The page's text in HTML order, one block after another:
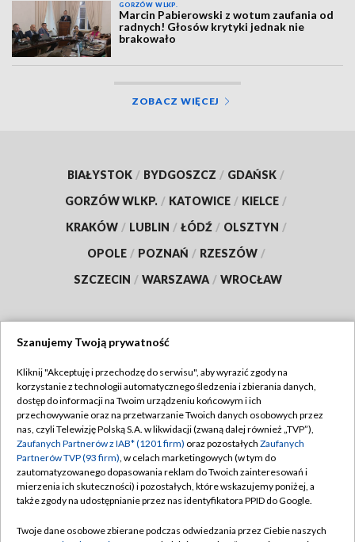
GORZÓW WLKP.
Marcin Pabierowski z wotum zaufania od
radnych! Głosów krytyki jednak nie
brakowało
ZOBACZ WIĘCEJ
BIAŁYSTOK / BYDGOSZCZ / GDAŃSK /
GORZÓW WLKP. / KATOWICE / KIELCE /
KRAKÓW / LUBLIN / ŁÓDŹ / OLSZTYN /
OPOLE / POZNAŃ / RZESZÓW /
SZCZECIN / WARSZAWA / WROCŁAW
TVP
Abonament TVP
Emisja w TVP
Centrum informacji TVP
Naziemna Telewizja Cyfrowa
Regulamin TVP
Polityka prywatności
Moje zgody
Pomoc
Szanujemy Twoją prywatność
Kliknij "Akceptuję i przechodzę do serwisu", aby wyrazić zgody na
korzystanie z technologii automatycznego śledzenia i zbierania danych,
dostęp do informacji na Twoim urządzeniu końcowym i ich
przechowywanie oraz na przetwarzanie Twoich danych osobowych przez
nas, czyli Telewizję Polską S.A. w likwidacji (zwaną dalej również „TVP”),
Zaufanych Partnerów z IAB* (1201 firm) oraz pozostałych Zaufanych
Partnerów TVP (93 firm), w celach marketingowych (w tym do
zautomatyzowanego dopasowania reklam do Twoich zainteresowań i
mierzenia ich skuteczności) i pozostałych, które wskazujemy poniżej, a
także zgody na udostępnianie przez nas identyfikatora PPID do Google.
Twoje dane osobowe zbierane podczas odwiedzania przez Ciebie naszych